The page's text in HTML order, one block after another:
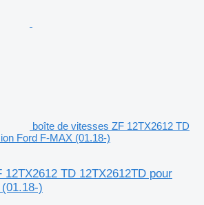
boîte de vitesses ZF 12TX2612 TD
Ford F-MAX (01.18-)
TD 12TX2612TD pour
)